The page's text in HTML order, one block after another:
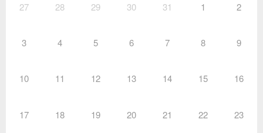
27 28 29 30 31 1 2
3 4 5 6 7 8 9
10 11 12 13 14 15 16
17 18 19 20 21 22 23